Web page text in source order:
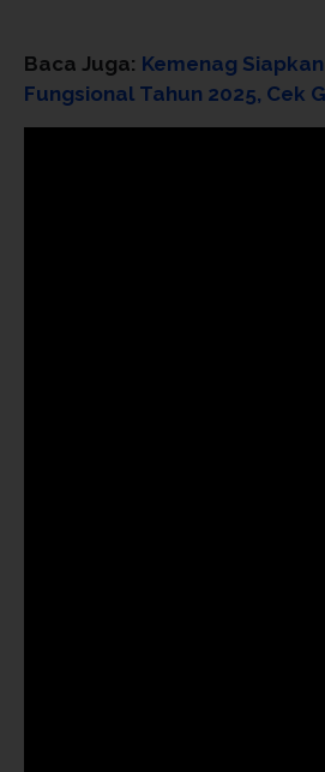
Baca Juga: Kemenag
Fungsional Tahun 2025, Cek